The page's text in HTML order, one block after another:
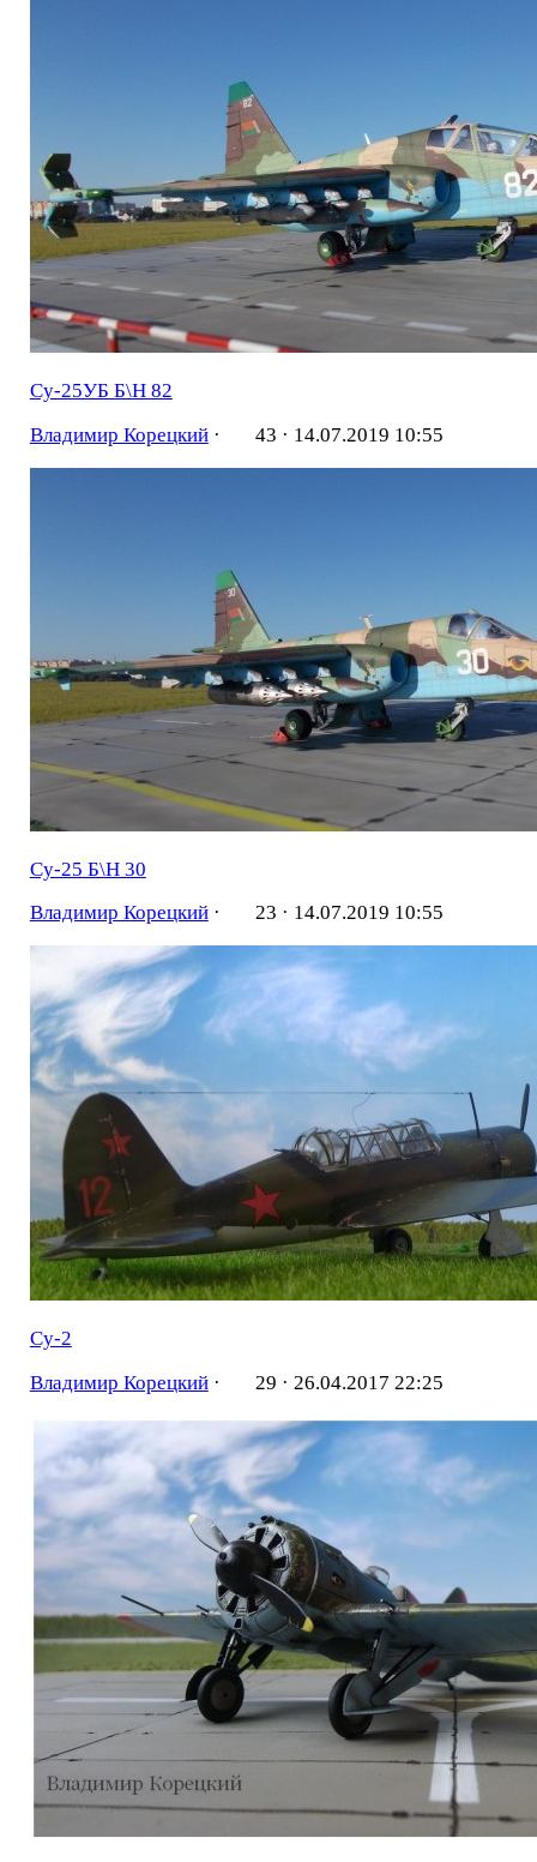
Су-25УБ Б\Н 82
Владимир Корецкий· 43 · 14.07.2019 10:55
Су-25 Б\Н 30
Владимир Корецкий· 23 · 14.07.2019 10:55
Су-2
Владимир Корецкий· 29 · 26.04.2017 22:25